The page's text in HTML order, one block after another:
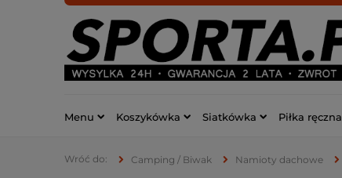
Menu Koszykówka Siatkówka Piłka ręczna
Camping / Biwak Namioty dachowe